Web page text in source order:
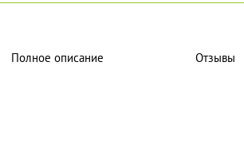
Полное описание Отзывы